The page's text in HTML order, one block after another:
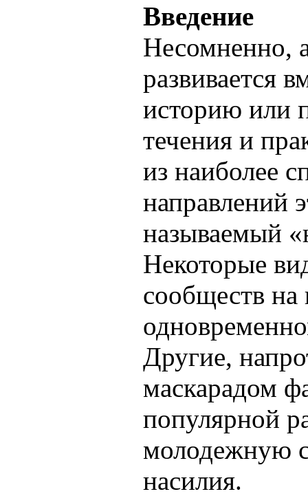
Введение
Несомненно,
развивается
историю или
течения и
из наиболее
направлений
называемый
Некоторые
сообществ на
Другие,
маскарадом
популярной
молодежную
насилия.